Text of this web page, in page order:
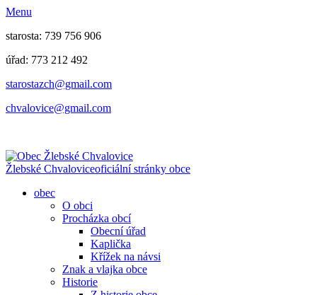
Menu
starosta: 739 756 906
úřad: 773 212 492
​​​​starostazch@gmail.com
​​​​chvalovice@gmail.com
Žlebské Chvaloviceoficiální stránky obce
obec
O obci
Procházka obcí
Obecní úřad
Kaplička
Křížek na návsi
Znak a vlajka obce
Historie